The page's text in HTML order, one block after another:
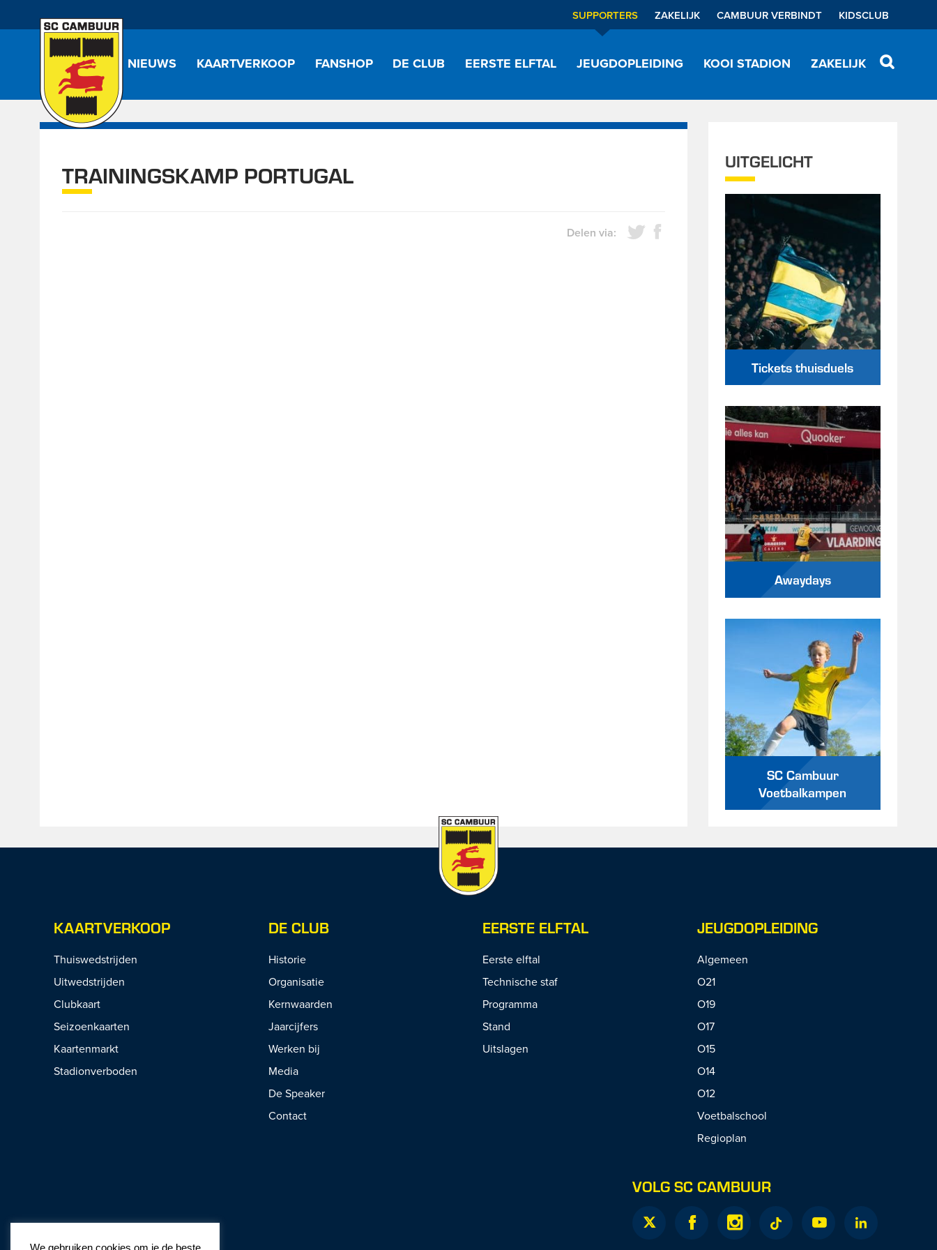
SUPPORTERS ZAKELIJK CAMBUUR VERBINDT KIDSCLUB
NIEUWS KAARTVERKOOP FANSHOP DE CLUB EERSTE ELFTAL JEUGDOPLEIDING KOOI STADION ZAKELIJK
TRAININGSKAMP PORTUGAL
Delen via:
UITGELICHT
Tickets thuisduels
Awaydays
SC Cambuur
Voetbalkampen
KAARTVERKOOP
Thuiswedstrijden
Uitwedstrijden
Clubkaart
Seizoenkaarten
Kaartenmarkt
Stadionverboden
DE CLUB
Historie
Organisatie
Kernwaarden
Jaarcijfers
Werken bij
Media
De Speaker
Contact
EERSTE ELFTAL
Eerste elftal
Technische staf
Programma
Stand
Uitslagen
JEUGDOPLEIDING
Algemeen
O21
O19
O17
O15
O14
O12
Voetbalschool
Regioplan
VOLG SC CAMBUUR
We gebruiken cookies om je de beste